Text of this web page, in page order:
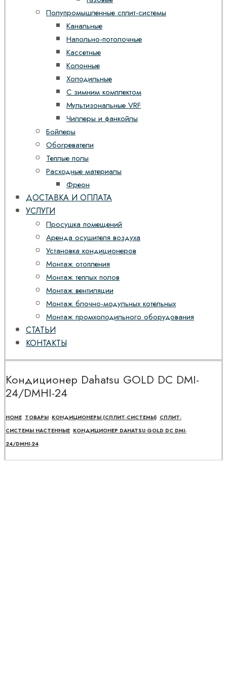
Полупромышленные сплит-системы
Канальные
Напольно-потолочные
Кассетные
Колонные
Холодильные
С зимним комплектом
Мультизональные VRF
Чиллеры и фанкойлы
Бойлеры
Обогреватели
Теплые полы
Расходные материалы
Фреон
ДОСТАВКА И ОПЛАТА
УСЛУГИ
Просушка помещений
Аренда осушителя воздуха
Установка кондиционеров
Монтаж отопления
Монтаж теплых полов
Монтаж вентиляции
Монтаж блочно-модульных котельных
Монтаж промхолодильного оборудования
СТАТЬИ
КОНТАКТЫ
Кондиционер Dahatsu GOLD DC DMI-
24/DMHI-24
HOME ТОВАРЫ КОНДИЦИОНЕРЫ (СПЛИТ-СИСТЕМЫ) СПЛИТ-
СИСТЕМЫ НАСТЕННЫЕ КОНДИЦИОНЕР DAHATSU GOLD DC DMI-
24/DMHI-24